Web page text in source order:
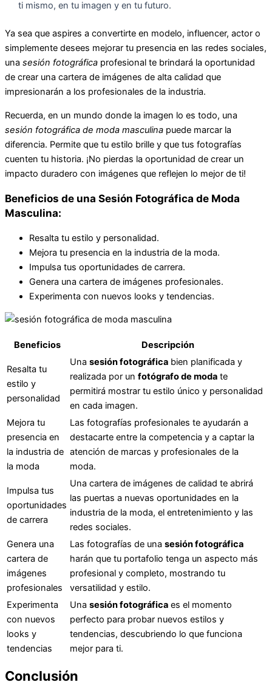
ti mismo, en tu imagen y en tu futuro.
Ya sea que aspires a convertirte en modelo, influencer, actor o
simplemente desees mejorar tu presencia en las redes sociales,
una sesión fotográfica profesional te brindará la oportunidad
de crear una cartera de imágenes de alta calidad que
impresionarán a los profesionales de la industria.
Recuerda, en un mundo donde la imagen lo es todo, una
sesión fotográfica de moda masculina puede marcar la
diferencia. Permite que tu estilo brille y que tus fotografías
cuenten tu historia. ¡No pierdas la oportunidad de crear un
impacto duradero con imágenes que reflejen lo mejor de ti!
Beneficios de una Sesión Fotográfica de Moda
Masculina:
Resalta tu estilo y personalidad.
Mejora tu presencia en la industria de la moda.
Impulsa tus oportunidades de carrera.
Genera una cartera de imágenes profesionales.
Experimenta con nuevos looks y tendencias.
Beneficios Descripción
Resalta tu
estilo y
personalidad
Una sesión fotográfica bien planificada y
realizada por un fotógrafo de moda te
permitirá mostrar tu estilo único y personalidad
en cada imagen.
Mejora tu
presencia en
la industria de
la moda
Las fotografías profesionales te ayudarán a
destacarte entre la competencia y a captar la
atención de marcas y profesionales de la
moda.
Impulsa tus
oportunidades
de carrera
Una cartera de imágenes de calidad te abrirá
las puertas a nuevas oportunidades en la
industria de la moda, el entretenimiento y las
redes sociales.
Genera una
cartera de
imágenes
profesionales
Las fotografías de una sesión fotográfica
harán que tu portafolio tenga un aspecto más
profesional y completo, mostrando tu
versatilidad y estilo.
Experimenta
con nuevos
looks y
tendencias
Una sesión fotográfica es el momento
perfecto para probar nuevos estilos y
tendencias, descubriendo lo que funciona
mejor para ti.
Conclusión